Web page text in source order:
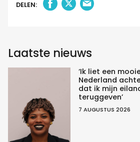
DELEN:
Laatste nieuws
‘Ik liet een
Nederland
dat ik mijn
teruggeven’
7 AUGUSTUS 2026